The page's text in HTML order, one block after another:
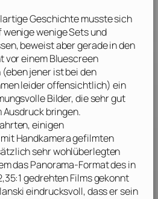
Geschichte musste sich
wenige wenige Sets und
beweist aber gerade in den
vor einem Bluescreen
jener ist bei den
leider offensichtlich) ein
Bilder, die sehr gut
Ausdruck bringen.
einigen
Handkamera gefilmten
sehr wohlüberlegten
das Panorama-Format des in
gedrehten Films gekonnt
eindrucksvoll, dass er sein